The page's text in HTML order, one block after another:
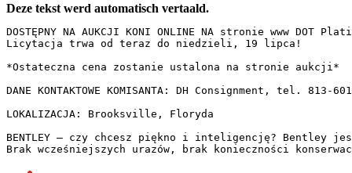
Deze tekst werd automatisch vertaald.
DOSTĘPNY NA AUKCJI KONI ONLINE NA stronie www DOT
Licytacja trwa od teraz do niedzieli, 19 lipca!
*Ostateczna cena zostanie ustalona na stronie aukcji*
DANE KONTAKTOWE KOMISANTA: DH Consignment, tel. 813-
LOKALIZACJA: Brooksville, Floryda
BENTLEY – czy chcesz piękno i inteligencję? Bentley
Brak wcześniejszych urazów, brak konieczności